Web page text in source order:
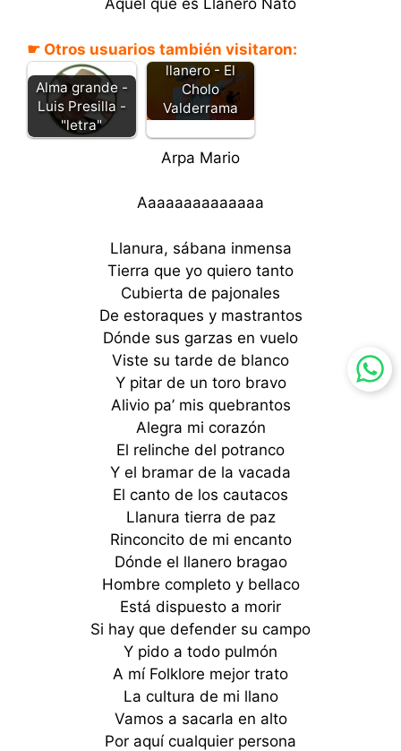
Aquel que es Llanero Nato
☛ Otros usuarios también visitaron:
Alma grande -
Luis Presilla -
"letra"
Será que si soy
llanero - El
Cholo
Valderrama
Arpa Mario
Aaaaaaaaaaaaaa
Llanura, sábana inmensa
Tierra que yo quiero tanto
Cubierta de pajonales
De estoraques y mastrantos
Dónde sus garzas en vuelo
Viste su tarde de blanco
Y pitar de un toro bravo
Alivio pa’ mis quebrantos
Alegra mi corazón
El relinche del potranco
Y el bramar de la vacada
El canto de los cautacos
Llanura tierra de paz
Rinconcito de mi encanto
Dónde el llanero bragao
Hombre completo y bellaco
Está dispuesto a morir
Si hay que defender su campo
Y pido a todo pulmón
A mí Folklore mejor trato
La cultura de mi llano
Vamos a sacarla en alto
Por aquí cualquier persona